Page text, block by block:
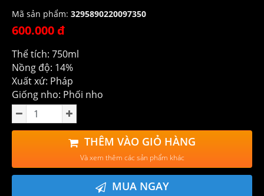
Mã sản phẩm: 3295890220097350
600.000 đ
Thể tích: 750ml
Nồng độ: 14%
Xuất xứ: Pháp
Giống nho: Phối nho
THÊM VÀO GIỎ HÀNG
Và xem thêm các sản phẩm khác
MUA NGAY